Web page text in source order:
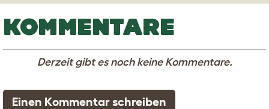
KOMMENTARE
Derzeit gibt es noch keine Kommentare.
Einen Kommentar schreiben